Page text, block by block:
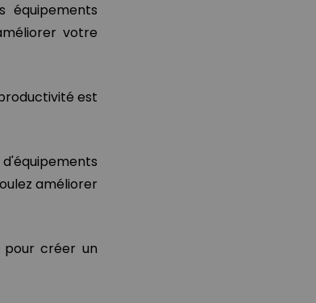
équipements
votre
est
améliorer
créer un